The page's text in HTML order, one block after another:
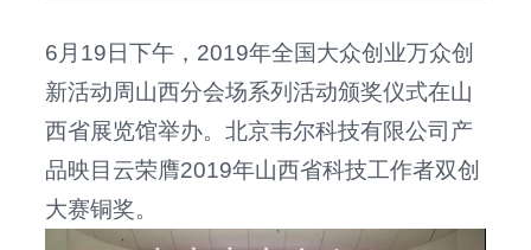
6月19日下午，2019年全国大众创业万众创
新活动周山西分会场系列活动颁奖仪式在山
西省展览馆举办。北京韦尔科技有限公司产
品映目云荣膺2019年山西省科技工作者双创
大赛铜奖。